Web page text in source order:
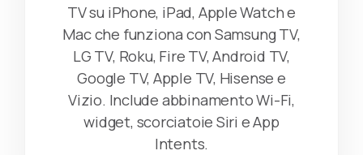
TV su iPhone, iPad, Apple Watch e
Mac che funziona con Samsung TV,
LG TV, Roku, Fire TV, Android TV,
Google TV, Apple TV, Hisense e
Vizio. Include abbinamento Wi-Fi,
widget, scorciatoie Siri e App
Intents.